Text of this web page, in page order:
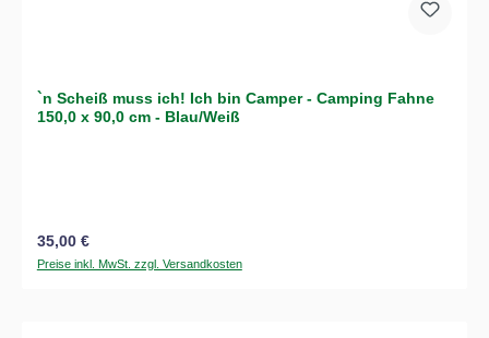
`n Scheiß muss ich! Ich bin Camper - Camping Fahne
150,0 x 90,0 cm - Blau/Weiß
Regulärer Preis:
35,00 €
Preise inkl. MwSt. zzgl. Versandkosten